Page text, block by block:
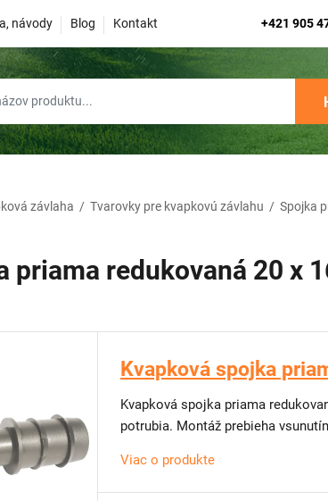
návody Blog Kontakt +421 905
závlaha / Tvarovky pre kvapkovú závlahu / Spojka
priama redukovaná 20 x
Kvapková spojka
Kvapková spojka priama
potrubia. Montáž prebieha
Viac o produkte